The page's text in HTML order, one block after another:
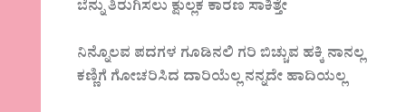
ಬೆನ್ನು ತಿರುಗಿಸಲು ಕ್ಷುಲ್ಲಕ ಕಾರಣ ಸಾಕಿತ್ತೇ
ನಿನ್ನೊಲವ ಪದಗಳ ಗೂಡಿನಲಿ ಗರಿ ಬಿಚ್ಚುವ ಹಕ್ಕಿ ನಾನಲ್ಲ
ಕಣ್ಣಿಗೆ ಗೋಚರಿಸಿದ ದಾರಿಯೆಲ್ಲ ನನ್ನದೇ ಹಾದಿಯಲ್ಲ